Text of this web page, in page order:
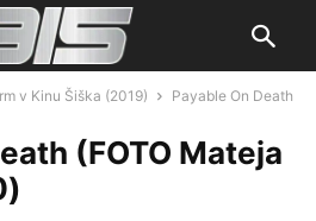
v Kinu Šiška (2019)
Payable On Death
(FOTO Mateja